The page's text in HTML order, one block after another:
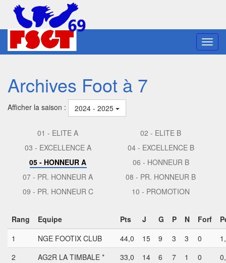
Archives Foot à 7
Afficher la saison : 2024 - 2025
01 - ELITE A
02 - ELITE B
03 - EXCELLENCE A
04 - EXCELLENCE B
05 - HONNEUR A
06 - HONNEUR B
07 - PR. HONNEUR A
08 - PR. HONNEUR B
09 - PR. HONNEUR C
10 - PROMOTION
Rang Equipe Pts J G P N Forf
1
NGE FOOTIX CLUB 44,0 15 9 3 3 0
2
AG2R LA TIMBALE * 33,0 14 6 7 1 0